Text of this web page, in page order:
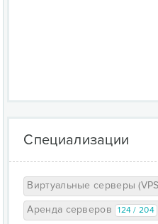
Специализации
Виртуальные серверы
Аренда серверов 124 / 204